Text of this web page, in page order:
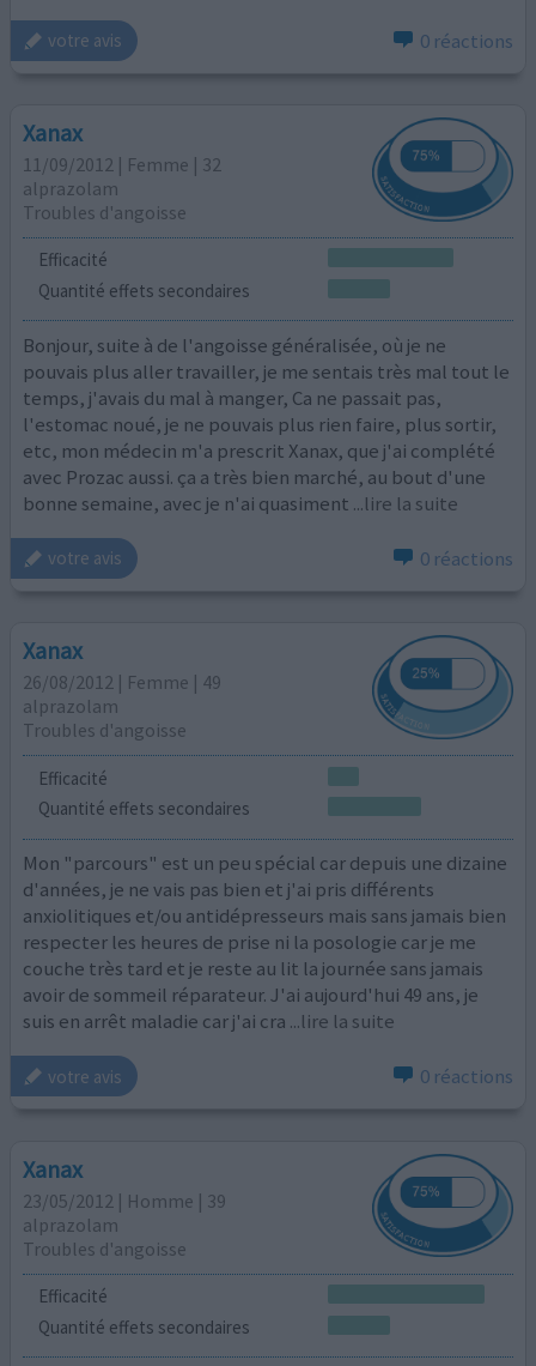
votre avis 0 réactions
Xanax
11/09/2012 | Femme | 32
alprazolam
Troubles d'angoisse
Efficacité
Quantité effets secondaires
Bonjour, suite à de l'angoisse généralisée, où je ne
pouvais plus aller travailler, je me sentais très mal tout le
temps, j'avais du mal à manger, Ca ne passait pas,
l'estomac noué, je ne pouvais plus rien faire, plus sortir,
etc, mon médecin m'a prescrit Xanax, que j'ai complété
avec Prozac aussi. ça a très bien marché, au bout d'une
bonne semaine, avec je n'ai quasiment ...lire la suite
votre avis 0 réactions
Xanax
26/08/2012 | Femme | 49
alprazolam
Troubles d'angoisse
Efficacité
Quantité effets secondaires
Mon "parcours" est un peu spécial car depuis une dizaine
d'années, je ne vais pas bien et j'ai pris différents
anxiolitiques et/ou antidépresseurs mais sans jamais bien
respecter les heures de prise ni la posologie car je me
couche très tard et je reste au lit la journée sans jamais
avoir de sommeil réparateur. J'ai aujourd'hui 49 ans, je
suis en arrêt maladie car j'ai cra ...lire la suite
votre avis 0 réactions
Xanax
23/05/2012 | Homme | 39
alprazolam
Troubles d'angoisse
Efficacité
Quantité effets secondaires